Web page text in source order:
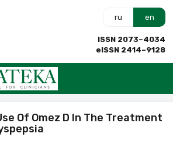
ru en
ISSN 2073–4034
eISSN 2414–9128
Of Omez D In The Treatment